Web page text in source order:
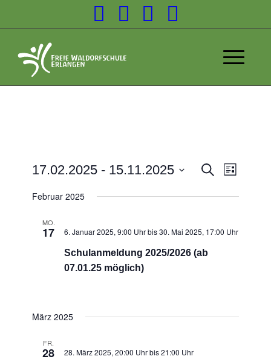
Suche
Liste
17.02.2025 - 15.11.2025
wählen.
Februar 2025
MO.
17 6. Januar 2025, 9:00 Uhrbis30. Mai 2025, 17:00 Uhr
Schulanmeldung 2025/2026 (ab
07.01.25 möglich)
März 2025
FR.
28 28. März 2025, 20:00 Uhrbis21:00 Uhr